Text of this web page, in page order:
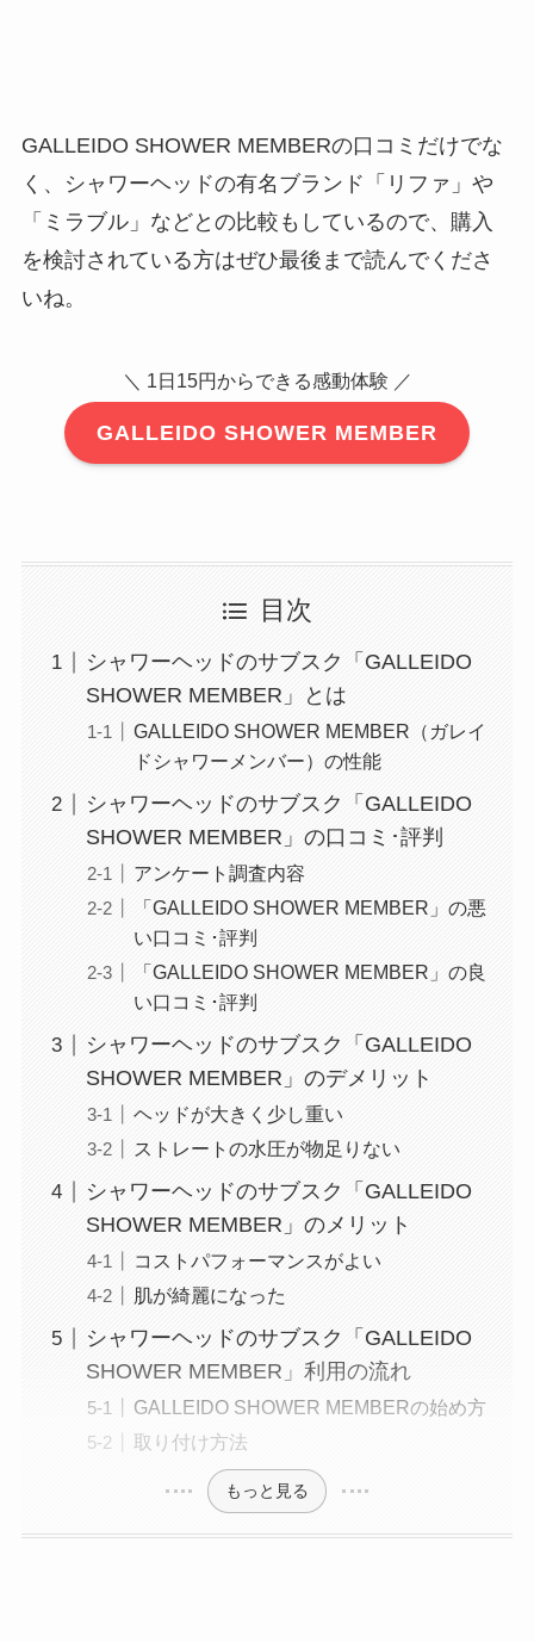
GALLEIDO SHOWER MEMBERの口コミだけでな
く、シャワーヘッドの有名ブランド「リファ」や
「ミラブル」などとの比較もしているので、購入
を検討されている方はぜひ最後まで読んでくださ
いね。
＼ 1日15円からできる感動体験 ／
GALLEIDO SHOWER MEMBER
目次
シャワーヘッドのサブスク「GALLEIDO
SHOWER MEMBER」とは
GALLEIDO SHOWER MEMBER（ガレイ
ドシャワーメンバー）の性能
シャワーヘッドのサブスク「GALLEIDO
SHOWER MEMBER」の口コミ･評判
アンケート調査内容
「GALLEIDO SHOWER MEMBER」の悪
い口コミ･評判
「GALLEIDO SHOWER MEMBER」の良
い口コミ･評判
シャワーヘッドのサブスク「GALLEIDO
SHOWER MEMBER」のデメリット
ヘッドが大きく少し重い
ストレートの水圧が物足りない
シャワーヘッドのサブスク「GALLEIDO
SHOWER MEMBER」のメリット
コストパフォーマンスがよい
肌が綺麗になった
シャワーヘッドのサブスク「GALLEIDO
SHOWER MEMBER」利用の流れ
GALLEIDO SHOWER MEMBERの始め方
取り付け方法
もっと見る